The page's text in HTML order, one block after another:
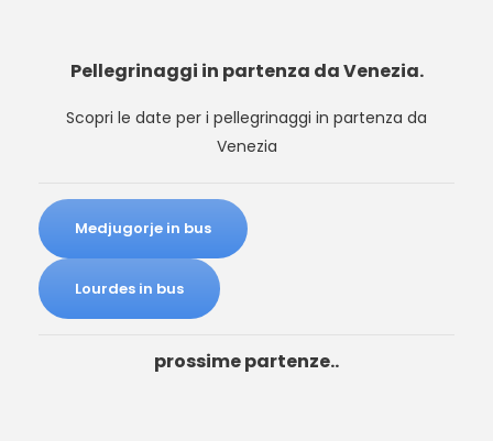
Pellegrinaggi in partenza da Venezia.
Scopri le date per i pellegrinaggi in partenza da
Venezia
Medjugorje in bus
Lourdes in bus
prossime partenze..